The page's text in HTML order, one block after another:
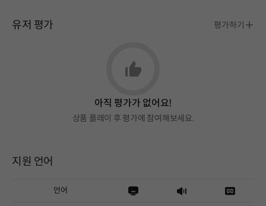
유저 평가 평가하기
아직 평가가 없어요!
상품 플레이 후 평가에 참여해보세요.
지원 언어
언어